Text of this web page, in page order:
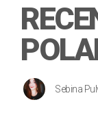
Sebina